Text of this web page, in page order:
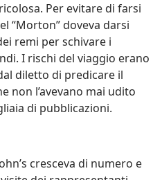
Per evitare di farsi
“Morton” doveva darsi
remi per schivare i
I rischi del viaggio erano
diletto di predicare il
non l’avevano mai udito
di pubblicazioni.
cresceva di numero e